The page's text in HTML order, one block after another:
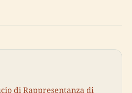
di Rappresentanza di